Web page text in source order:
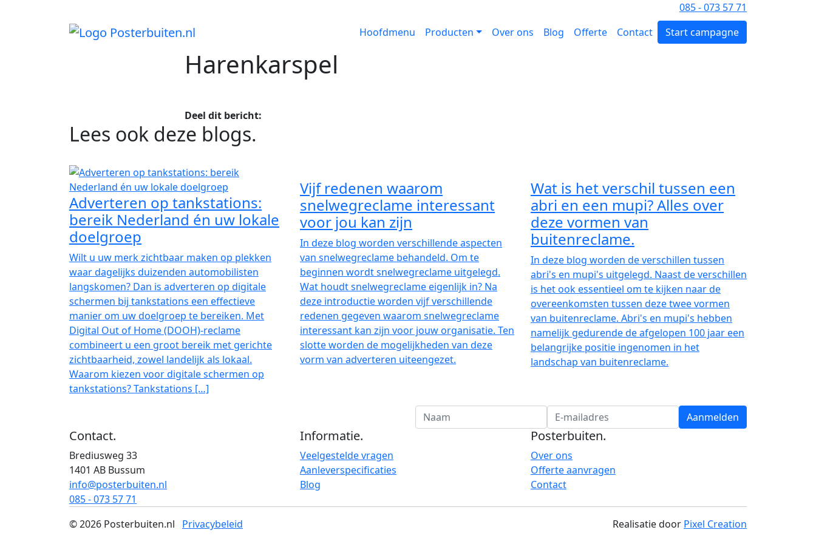
085 - 073 57 71
Hoofdmenu
Producten Over ons Blog Offerte Contact Start campagne
Harenkarspel
Deel dit bericht:
Lees ook deze blogs.
Adverteren op tankstations:
bereik Nederland én uw lokale
doelgroep
Wilt u uw merk zichtbaar maken op plekken
waar dagelijks duizenden automobilisten
langskomen? Dan is adverteren op digitale
schermen bij tankstations een effectieve
manier om uw doelgroep te bereiken. Met
Digital Out of Home (DOOH)-reclame
combineert u een groot bereik met gerichte
zichtbaarheid, zowel landelijk als lokaal.
Waarom kiezen voor digitale schermen op
tankstations? Tankstations […]
Vijf redenen waarom
snelwegreclame interessant
voor jou kan zijn
In deze blog worden verschillende aspecten
van snelwegreclame behandeld. Om te
beginnen wordt snelwegreclame uitgelegd.
Wat houdt snelwegreclame eigenlijk in? Na
deze introductie worden vijf verschillende
redenen gegeven waarom snelwegreclame
interessant kan zijn voor jouw organisatie. Ten
slotte worden de mogelijkheden van deze
Wat is het verschil tussen een
abri en een mupi? Alles over
deze vormen van
buitenreclame.
In deze blog worden de verschillen tussen
abri's en mupi's uitgelegd. Naast de verschillen
is het ook essentieel om te kijken naar de
overeenkomsten tussen deze twee vormen
van buitenreclame. Abri's en mupi's hebben
namelijk gedurende de afgelopen 100 jaar een
Aanmelden
Contact.
Brediusweg 33
1401 AB Bussum
info@posterbuiten.nl
085 - 073 57 71
Informatie.
Veelgestelde vragen
Aanleverspecificaties
Blog
Posterbuiten.
Over ons
Offerte aanvragen
Contact
© 2026 Posterbuiten.nl Privacybeleid Realisatie doorPixel Creation